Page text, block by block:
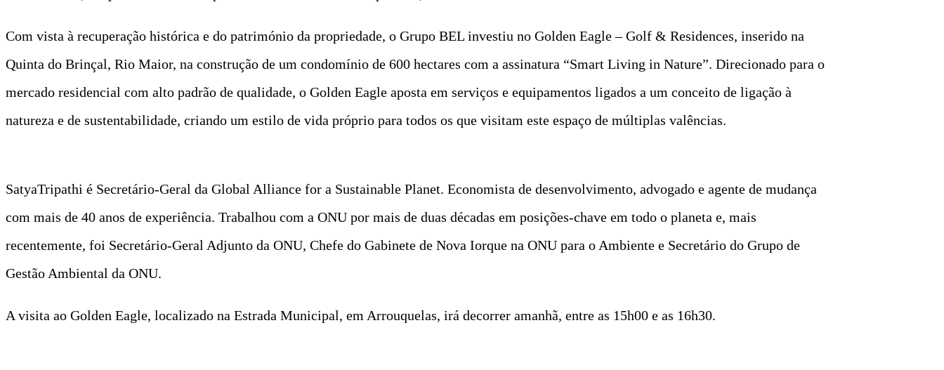
Com vista à recuperação histórica e do património da propriedade, o Grupo BEL investiu no Golden Eagle – Golf & Residences, inserido na
Quinta do Brinçal, Rio Maior, na construção de um condomínio de 600 hectares com a assinatura “Smart Living in Nature”. Direcionado para o
mercado residencial com alto padrão de qualidade, o Golden Eagle aposta em serviços e equipamentos ligados a um conceito de ligação à
natureza e de sustentabilidade, criando um estilo de vida próprio para todos os que visitam este espaço de múltiplas valências.
SatyaTripathi é Secretário-Geral da Global Alliance for a Sustainable Planet. Economista de desenvolvimento, advogado e agente de mudança
com mais de 40 anos de experiência. Trabalhou com a ONU por mais de duas décadas em posições-chave em todo o planeta e, mais
recentemente, foi Secretário-Geral Adjunto da ONU, Chefe do Gabinete de Nova Iorque na ONU para o Ambiente e Secretário do Grupo de
Gestão Ambiental da ONU.
A visita ao Golden Eagle, localizado na Estrada Municipal, em Arrouquelas, irá decorrer amanhã, entre as 15h00 e as 16h30.